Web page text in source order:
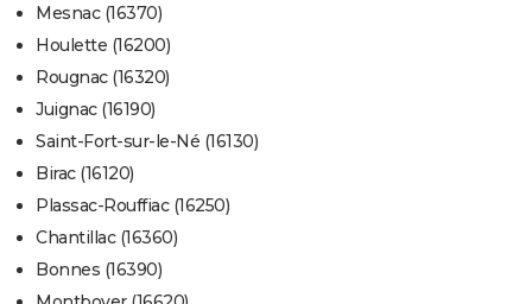
Mesnac (16370)
Houlette (16200)
Rougnac (16320)
Juignac (16190)
Saint-Fort-sur-le-Né (16130)
Birac (16120)
Plassac-Rouffiac (16250)
Chantillac (16360)
Bonnes (16390)